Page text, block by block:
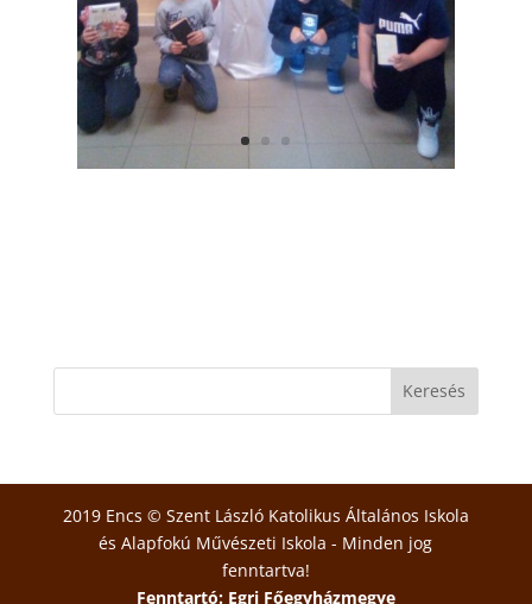
2019 Encs © Szent László Katolikus Általános Iskola
és Alapfokú Művészeti Iskola - Minden jog
fenntartva!
Fenntartó: Egri Főegyházmegye